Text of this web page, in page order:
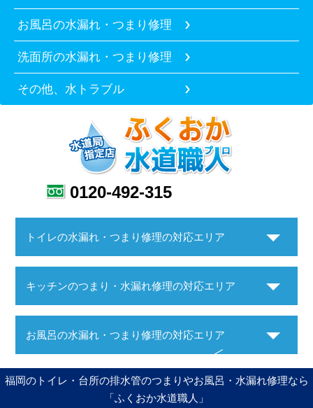
お風呂の水漏れ・つまり修理
洗面所の水漏れ・つまり修理
その他、水トラブル
0120-492-315
トイレの水漏れ・つまり修理の対応エリア
キッチンのつまり・水漏れ修理の対応エリア
お風呂の水漏れ・つまり修理の対応エリア
福岡のトイレ・台所の排水管のつまりやお風呂・水漏れ修理なら
「ふくおか水道職人」